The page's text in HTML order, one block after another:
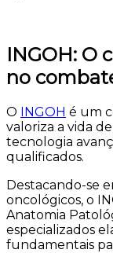
INGOH: O
no
O INGOH é um
valoriza a vida
tecnologia
qualificados.
Destacando-se
oncológicos, o
Anatomia
especializados
fundamentais